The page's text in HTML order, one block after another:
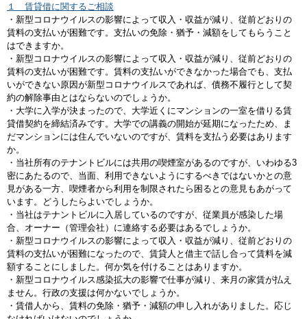
１ 賃貸借に関するご相談
・新型コロナウイルスの影響によって収入・収益が減り、従前どおりの
賃料の支払いが困難です。支払いの免除・猶予・減額をしてもらうこと
はできますか。
・新型コロナウイルスの影響によって収入・収益が減り、従前どおりの
賃料の支払いが困難です。賃料の支払いができなかった場合でも、支払
いができない原因が新型コロナウイルスであれば、債務不履行として契
約の解除事由とはならないのでしょうか。
・大学に入学が決まったので、大学近くにマンションの一室を借りる賃
貸借契約を締結済みです。大学での講義の開始が延期になったため、ま
だマンションには住んでいないのですが、賃料を支払う必要はあります
か。
・当社所有のテナントビルには共用の喫煙室があるのですが、いわゆる3
密にあたるので、当面、利用できないようにするべきではないかとの意
見がある一方、喫煙者から利用を制限されたら困るとの意見もあがって
います。どうしたらよいでしょうか。
・当社はテナントビルに入居しているのですが、従業員が感染した場
合、オーナー（管理会社）に連絡する必要はあるでしょうか。
・新型コロナウイルスの影響によって収入・収益が減り、従前どおりの
賃料の支払いが困難になったので、賃貸人と借主で話し合って賃料を減
額することにしました。何か気を付けることはありますか。
・新型コロナウイルス感染拡大の影響で仕事が減り、来月の家賃が払え
ません。行政の支援は何かないでしょうか。
・賃借人から、賃料の免除・猶予・減額の申し入れがありました。応じ